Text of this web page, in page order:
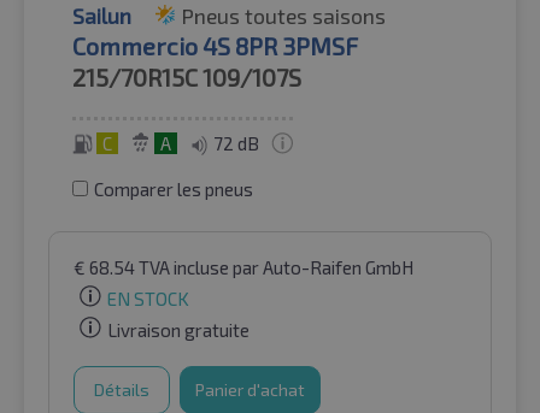
Sailun Pneus toutes saisons
Commercio 4S 8PR 3PMSF
215/70R15C109/107S
C A 72 dB
Comparer les pneus
€ 68.54TVA incluse par Auto-Raifen GmbH
EN STOCK
Livraison gratuite
Détails Panier d'achat